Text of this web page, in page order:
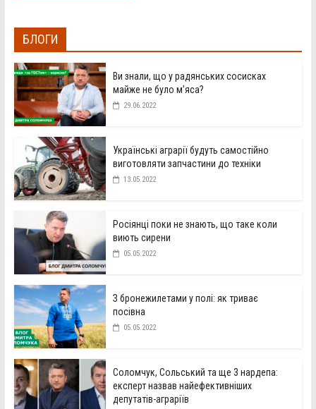
БЛОГИ
Ви знали, що у радянських сосисках
майже не було м’яса?
29.06.2022
Українські аграрії будуть самостійно
виготовляти запчастини до техніки
13.05.2022
Росіянці поки не знають, що таке коли
виють сирени
05.05.2022
З бронежилетами у полі: як триває
посівна
05.05.2022
Соломчук, Сольський та ще 3 нардепа:
експерт назвав найефективніших
депутатів-аграріїв